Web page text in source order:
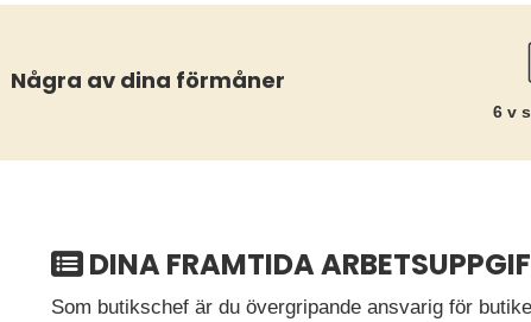
Några av dina förmåner
6 v
DINA FRAMTIDA
Som butikschef är du övergripande ansvarig för